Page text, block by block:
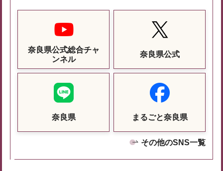
奈良県公式総合チャ
ンネル
奈良県公式
奈良県 まるごと奈良県
その他のSNS一覧